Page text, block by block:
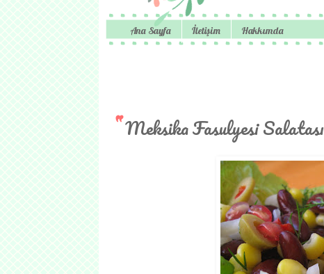
Ana Sayfa İletişim Hakkımda
Meksika Fasulyesi Salatası